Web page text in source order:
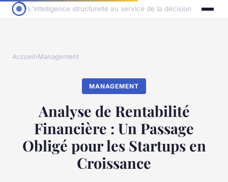
L'intelligence structurelle au service de la décision
Accueil›Management
MANAGEMENT
Analyse de Rentabilité
Financière : Un Passage
Obligé pour les Startups en
Croissance